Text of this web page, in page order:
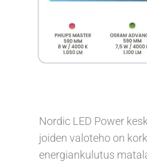
Nordic LED Power
joiden valoteho on
energiankulutus